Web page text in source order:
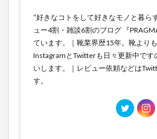
”好きなコトをして好きなモノと暮ら
ュー4割・雑談6割のブログ 『
ています。｜靴業界歴15年。靴より
InstagramとTwitterも日々更新中です
いします。｜レビュー依頼などは
す。